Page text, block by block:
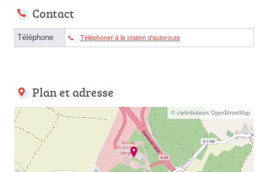
Contact
Téléphone Téléphoner à la station d'autoroute
Plan et adresse
© contributeurs OpenStreetMap